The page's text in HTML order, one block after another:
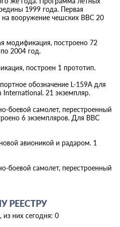
1999 года. Первая
вооружение чешских ВВС 20
модификация, построено 72
2004 год.
построен 1 прототип.
обозначение L-159A для
21 экземпляр.
боевой самолет, перестроенный
6 экземпляров. Для ВВС
авионикой и радаром. 1
боевой самолет, перестроенный
РЕЕСТРУ
, из них сегодня: 0